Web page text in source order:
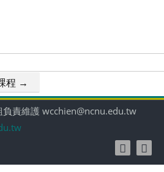
程 →
責維護 wcchien@ncnu.edu.tw